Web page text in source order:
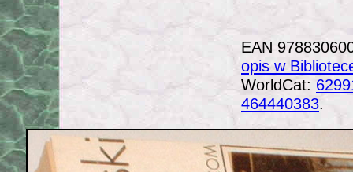
EAN
opis w
WorldCat:
464440383.